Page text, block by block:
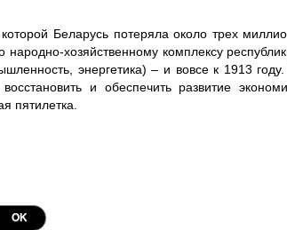
Беларусь потеряла около трех
хозяйственному комплексу
энергетика) – и вовсе к 1913
и обеспечить развитие
пятилетка.
OK